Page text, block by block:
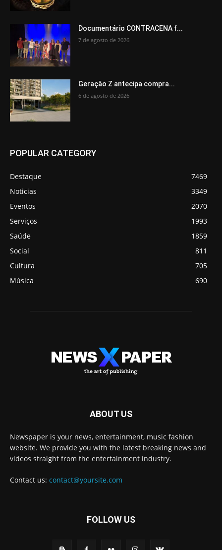
Documentário CONTRACENA f...
7 de agosto de 2026
Geração Z antecipa compra...
6 de agosto de 2026
POPULAR CATEGORY
Destaque
7469
Noticias
3349
Eventos
2070
Serviços
1993
Saúde
1859
Social
811
Cultura
705
Música
690
ABOUT US
Newspaper is your news, entertainment, music fashion
website. We provide you with the latest breaking news and
videos straight from the entertainment industry.
Contact us: contact@yoursite.com
FOLLOW US